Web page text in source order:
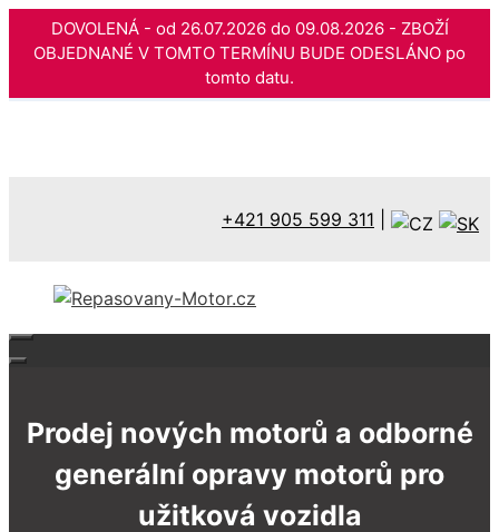
DOVOLENÁ - od 26.07.2026 do 09.08.2026 - ZBOŽÍ
OBJEDNANÉ V TOMTO TERMÍNU BUDE ODESLÁNO po
tomto datu.
+421 905 599 311
Prodej nových motorů a odborné
generální opravy motorů pro
užitková vozidla